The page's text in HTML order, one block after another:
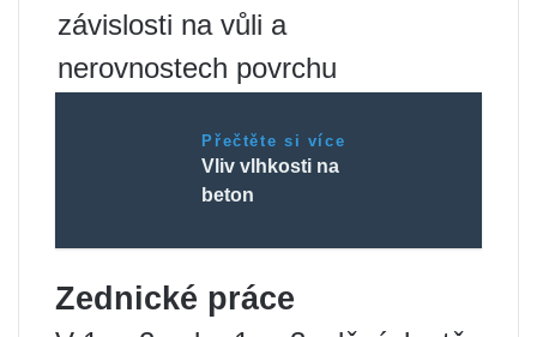
závislosti na vůli a
nerovnostech povrchu
Přečtěte si více
Vliv vlhkosti na
beton
Zednické práce